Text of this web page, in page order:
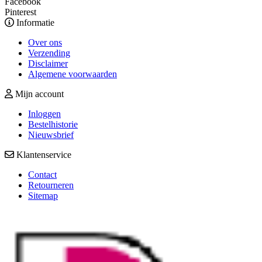
Pinterest
Informatie
Over ons
Verzending
Disclaimer
Algemene voorwaarden
Mijn account
Inloggen
Bestelhistorie
Nieuwsbrief
Klantenservice
Contact
Retourneren
Sitemap